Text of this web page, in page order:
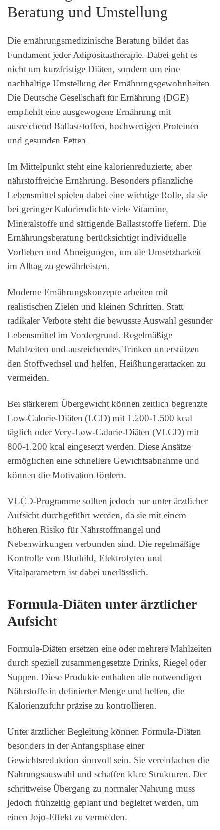
Beratung und Umstellung
Die ernährungsmedizinische Beratung bildet das
Fundament jeder Adipositastherapie. Dabei geht es
nicht um kurzfristige Diäten, sondern um eine
nachhaltige Umstellung der Ernährungsgewohnheiten.
Die Deutsche Gesellschaft für Ernährung (DGE)
empfiehlt eine ausgewogene Ernährung mit
ausreichend Ballaststoffen, hochwertigen Proteinen
und gesunden Fetten.
Im Mittelpunkt steht eine kalorienreduzierte, aber
nährstoffreiche Ernährung. Besonders pflanzliche
Lebensmittel spielen dabei eine wichtige Rolle, da sie
bei geringer Kaloriendichte viele Vitamine,
Mineralstoffe und sättigende Ballaststoffe liefern. Die
Ernährungsberatung berücksichtigt individuelle
Vorlieben und Abneigungen, um die Umsetzbarkeit
im Alltag zu gewährleisten.
Moderne Ernährungskonzepte arbeiten mit
realistischen Zielen und kleinen Schritten. Statt
radikaler Verbote steht die bewusste Auswahl gesunder
Lebensmittel im Vordergrund. Regelmäßige
Mahlzeiten und ausreichendes Trinken unterstützen
den Stoffwechsel und helfen, Heißhungerattacken zu
vermeiden.
Bei stärkerem Übergewicht können zeitlich begrenzte
Low-Calorie-Diäten (LCD) mit 1.200-1.500 kcal
täglich oder Very-Low-Calorie-Diäten (VLCD) mit
800-1.200 kcal eingesetzt werden. Diese Ansätze
ermöglichen eine schnellere Gewichtsabnahme und
können die Motivation fördern.
VLCD-Programme sollten jedoch nur unter ärztlicher
Aufsicht durchgeführt werden, da sie mit einem
höheren Risiko für Nährstoffmangel und
Nebenwirkungen verbunden sind. Die regelmäßige
Kontrolle von Blutbild, Elektrolyten und
Vitalparametern ist dabei unerlässlich.
Formula-Diäten unter ärztlicher
Aufsicht
Formula-Diäten ersetzen eine oder mehrere Mahlzeiten
durch speziell zusammengesetzte Drinks, Riegel oder
Suppen. Diese Produkte enthalten alle notwendigen
Nährstoffe in definierter Menge und helfen, die
Kalorienzufuhr präzise zu kontrollieren.
Unter ärztlicher Begleitung können Formula-Diäten
besonders in der Anfangsphase einer
Gewichtsreduktion sinnvoll sein. Sie vereinfachen die
Nahrungsauswahl und schaffen klare Strukturen. Der
schrittweise Übergang zu normaler Nahrung muss
jedoch frühzeitig geplant und begleitet werden, um
einen Jojo-Effekt zu vermeiden.